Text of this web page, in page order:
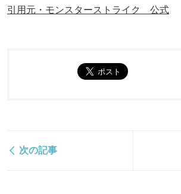
引用元・モンスターストライク 公式
次の記事